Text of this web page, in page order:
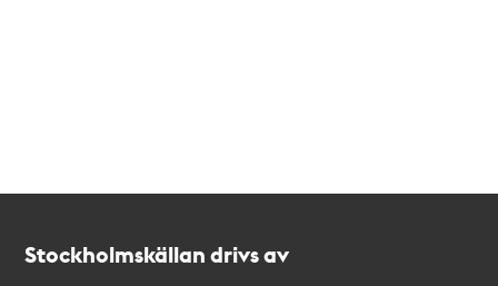
Stockholmskällan drivs av